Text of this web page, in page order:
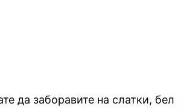
да заборавите на слатки, бел